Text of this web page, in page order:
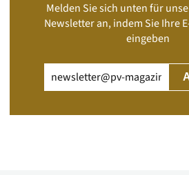
Melden Sie sich unten für
Newsletter an, indem Sie Ihre
eingeben
(erforderlich)